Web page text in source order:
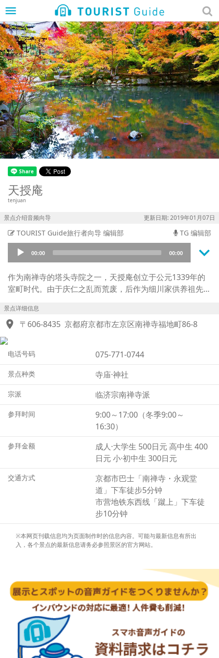
menu
天授庵
tenjuan
景点介绍音频向导 更新日期: 2019年01月07日
TOURIST Guide旅行者向导 编辑部 TG 编辑部
Audio
Player
00:00 00:00 keyboard_arrow_down
作为南禅寺的塔头寺院之一，天授庵创立于公元1339年的
室町时代。由于庆仁之乱而荒废，后作为细川家供养祖先的
庭”与池泉回游式庭园“澄心庭”两座庭园都是颇具看点。“渊
默庭”也因曾经作为广告的拍摄地而一跃成名，秋天的红叶
让人不禁赞叹的美景。时隔几年还会举行收藏有长谷川等伯
晚年所制袄绘杰作的方丈建筑的特别公开，有机会的话千万
不要错过。
景点详细信息
location_on 〒606-8435 京都府京都市左京区南禅寺福地町86-8
电话号码 075-771-0744
景点种类 寺庙·神社
宗派 临济宗南禅寺派
参拜时间
9:00～17:00（冬季9:00～
16:30）
参拜金额
成人·大学生 500日元 高中生 400
日元 小·初中生 300日元
交通方式
京都市巴士「南禅寺・永观堂
道」下车徒步5分钟
市营地铁东西线「蹴上」下车徒
步10分钟
※本网页刊载信息均为页面制作时的信息内容。可能与最新信息有所出
入，各个景点的最新信息请务必参照景区的官方网站。